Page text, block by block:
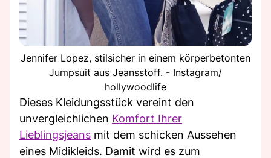
Jennifer Lopez, stilsicher in einem körperbetonten
Jumpsuit aus Jeansstoff. - Instagram/
hollywoodlife
Dieses Kleidungsstück vereint den
unvergleichlichen Komfort Ihrer
Lieblingsjeans mit dem schicken Aussehen
eines Midikleids. Damit wird es zum